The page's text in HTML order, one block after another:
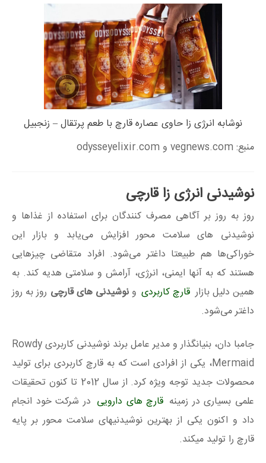
نوشابه انرژی زا حاوی عصاره قارچ با طعم پرتقال – زنجبیل
منبع: vegnews.com و odysseyelixir.com
نوشیدنی انرژی زا قارچی
روز به روز بر آگاهی مصرف کنندگان برای استفاده از غذاها و
نوشیدنی های سلامت محور افزایش می‌یابد و بازار این
خوراکی‌ها هم طبیعتا داغتر می‌شود. افراد متقاضی چیزهایی
هستند که به آنها ایمنی، انرژی، آرامش و سلامتی هدیه کند. به
همین دلیل بازار قارچ کاربردی ونوشیدنی های قارچی روز به روز
داغتر می‌شود.
جامبا دان، بنیانگذار و مدیر عامل برند نوشیدنی کاربردی Rowdy
Mermaid، یکی از افرادی است که به قارچ کاربردی برای تولید
محصولات جدید توجه ویژه کرد. از سال 2012 تا کنون تحقیقات
علمی بسیاری در زمینه قارچ های دارویی در شرکت خود انجام
داد و اکنون یکی از بهترین نوشیدنیهای سلامت محور بر پایه
قارچ را تولید میکند.